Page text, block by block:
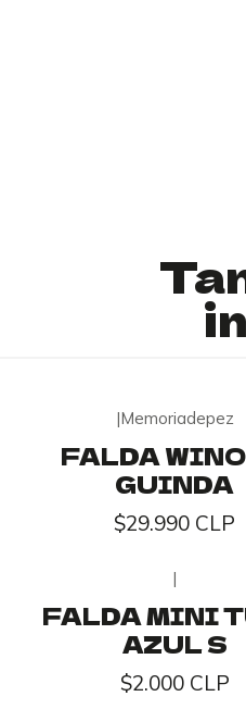
|Memoriadepez
FALDA
GUINDA
$29.990 CLP
|
FALDA MINI
AZUL S
$2.000 CLP